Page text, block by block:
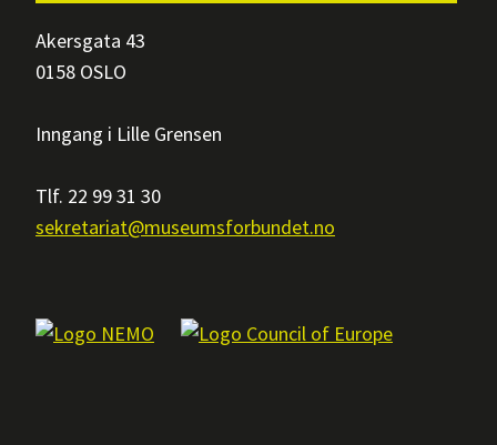
Akersgata 43
0158 OSLO
Inngang i Lille Grensen
Tlf. 22 99 31 30
sekretariat@museumsforbundet.no